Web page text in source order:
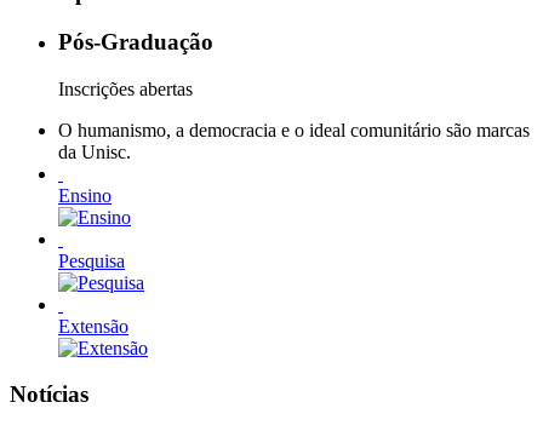
Pós-Graduação
Inscrições abertas
O humanismo, a democracia e o ideal comunitário são marcas
da Unisc.
Ensino
Pesquisa
Extensão
Notícias